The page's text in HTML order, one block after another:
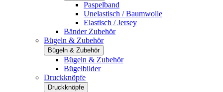
Paspelband
Unelastisch / Baumwolle
Elastisch / Jersey
Bänder Zubehör
Bügeln & Zubehör
Bügeln & Zubehör
Bügeln & Zubehör
Bügelbilder
Druckknöpfe
Druckknöpfe